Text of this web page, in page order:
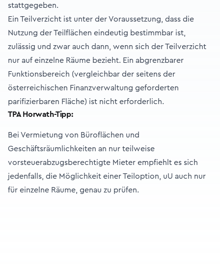
stattgegeben.
Ein Teilverzicht ist unter der Voraussetzung, dass die
Nutzung der Teilflächen eindeutig bestimmbar ist,
zulässig und zwar auch dann, wenn sich der Teilverzicht
nur auf einzelne Räume bezieht. Ein abgrenzbarer
Funktionsbereich (vergleichbar der seitens der
österreichischen Finanzverwaltung geforderten
parifizierbaren Fläche) ist nicht erforderlich.
TPA Horwath-Tipp:
Bei Vermietung von Büroflächen und
Geschäftsräumlichkeiten an nur teilweise
vorsteuerabzugsberechtigte Mieter empfiehlt es sich
jedenfalls, die Möglichkeit einer Teiloption, uU auch nur
für einzelne Räume, genau zu prüfen.